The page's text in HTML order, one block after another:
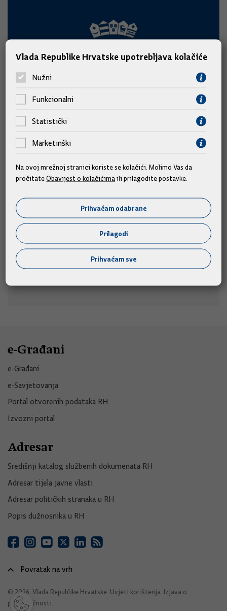
alci
Sinjskoj alci,
09.08.2026.
e-Građani
e-Građani
e-Savjetovanja
Portal otvorenih podataka RH
Izvozni portal
Adresar
Središnji katalog službenih dokumenata RH
Adresar tijela javne vlasti
Adresar političkih stranaka u RH
Popis dužnosnika u RH
Povratak na vrh
© 2026. Vlada Republike Hrvatske. Uvjeti korištenja Izjava o
pristupačnosti
Vlada Republike Hrvatske upotrebljava kolačiće
Nužni
Funkcionalni
Statistički
Marketinški
Na ovoj mrežnoj stranici koriste se kolačići. Molimo Vas da
pročitateObavijest o kolačićima ili prilagodite postavke.
Prihvaćam odabrane
Prilagodi
Prihvaćam sve